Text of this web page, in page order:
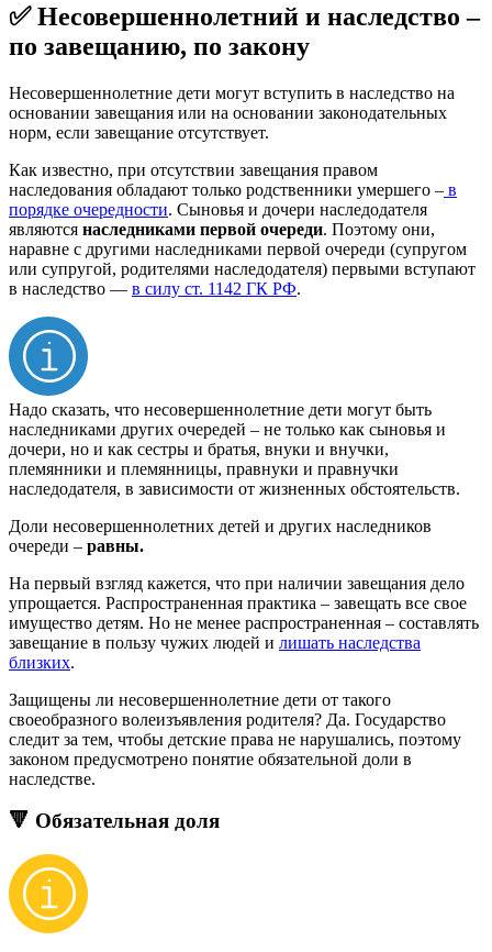
✅ Несовершеннолетний и наследство –
по завещанию, по закону
Несовершеннолетние дети могут вступить в наследство на
основании завещания или на основании законодательных
норм, если завещание отсутствует.
Как известно, при отсутствии завещания правом
наследования обладают только родственники умершего – в
порядке очередности. Сыновья и дочери наследодателя
являются наследниками первой очереди. Поэтому они,
наравне с другими наследниками первой очереди (супругом
или супругой, родителями наследодателя) первыми вступают
в наследство — в силу ст. 1142 ГК РФ.
Надо сказать, что несовершеннолетние дети могут быть
наследниками других очередей – не только как сыновья и
дочери, но и как сестры и братья, внуки и внучки,
племянники и племянницы, правнуки и правнучки
наследодателя, в зависимости от жизненных обстоятельств.
Доли несовершеннолетних детей и других наследников
очереди – равны.
На первый взгляд кажется, что при наличии завещания дело
упрощается. Распространенная практика – завещать все свое
имущество детям. Но не менее распространенная – составлять
завещание в пользу чужих людей и лишать наследства
близких.
Защищены ли несовершеннолетние дети от такого
своеобразного волеизъявления родителя? Да. Государство
следит за тем, чтобы детские права не нарушались, поэтому
законом предусмотрено понятие обязательной доли в
наследстве.
🔻 Обязательная доля